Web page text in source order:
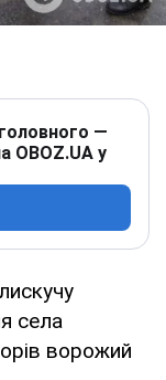
—
OBOZ.UA у
села
ворожий